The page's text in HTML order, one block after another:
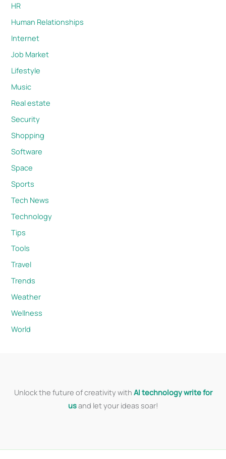
HR
Human Relationships
Internet
Job Market
Lifestyle
Music
Real estate
Security
Shopping
Software
Space
Sports
Tech News
Technology
Tips
Tools
Travel
Trends
Weather
Wellness
World
Unlock the future of creativity with AI technology write for
usand let your ideas soar!